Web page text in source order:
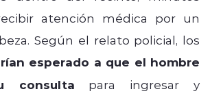
atención médica por un
Según el relato policial, los
esperado a que el hombre
consulta para ingresar y